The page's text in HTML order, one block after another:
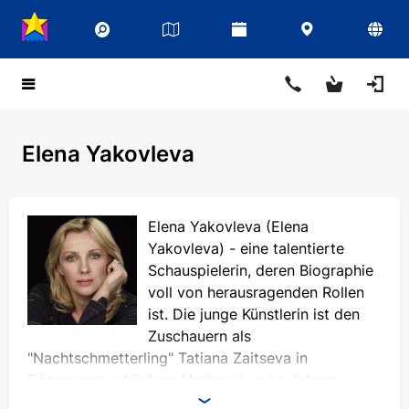
Elena Yakovleva
Elena Yakovleva (Elena
Yakovleva) - eine talentierte
Schauspielerin, deren Biographie
voll von herausragenden Rollen
ist. Die junge Künstlerin ist den
Zuschauern als
"Nachtschmetterling" Tatiana Zaitseva in
Erinnerung geblieben. Und nach zehn Jahren
verwandelte sie sich in die unnachahmliche